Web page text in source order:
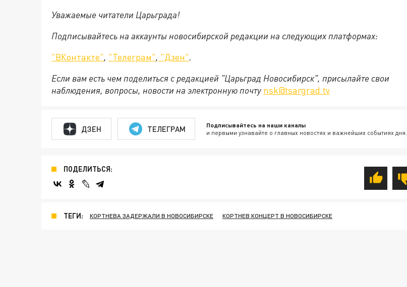
Уважаемые читатели Царьграда!
Подписывайтесь на аккаунты новосибирской редакции на следующих платформах:
"ВКонтакте", "Телеграм", "Дзен".
Если вам есть чем поделиться с редакцией "Царьград Новосибирск", присылайте свои
наблюдения, вопросы, новости на электронную почту nsk@tsargrad.tv
ДЗЕН ТЕЛЕГРАМ Подписывайтесь на наши каналы
и первыми узнавайте о главных новостях и важнейших событиях дня.
ПОДЕЛИТЬСЯ:
ТЕГИ: КОРТНЕВА ЗАДЕРЖАЛИ В НОВОСИБИРСКЕ КОРТНЕВ КОНЦЕРТ В НОВОСИБИРСКЕ